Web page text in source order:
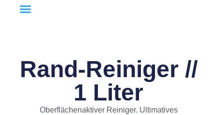
Rand-Reiniger //
1 Liter
Oberflächenaktiver Reiniger. Ultimatives